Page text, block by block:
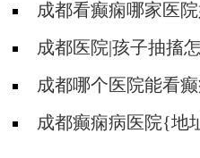
哪些护理问题?
成都看癫痫哪家医
些常见的食物能帮助癫
成都医院|孩子抽搐
护理措施有哪些?
成都哪个医院能看
成都癫痫病医院{地